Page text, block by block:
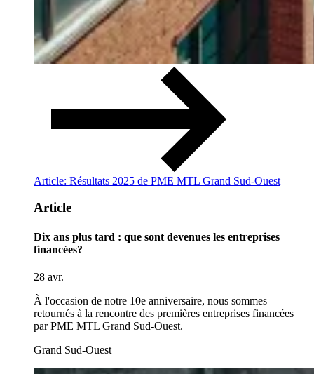
Article: Résultats 2025 de PME MTL Grand Sud-Ouest
Article
Dix ans plus tard : que sont devenues les entreprises
financées?
28 avr.
À l'occasion de notre 10e anniversaire, nous sommes
retournés à la rencontre des premières entreprises financées
par PME MTL Grand Sud-Ouest.
Grand Sud-Ouest